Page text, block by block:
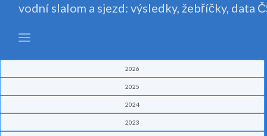
vodní slalom a sjezd: výsledky, žebříčky, data
2026
2025
2024
2023